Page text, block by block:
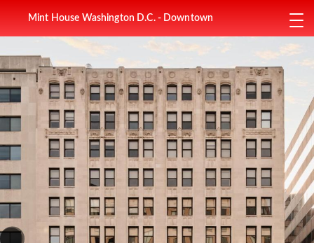
Mint House Washington D.C. - Downtown